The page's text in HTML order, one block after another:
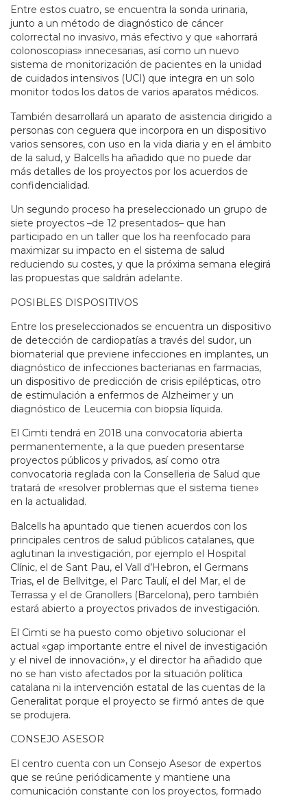
Entre estos cuatro, se encuentra la sonda urinaria,
junto a un método de diagnóstico de cáncer
colorrectal no invasivo, más efectivo y que «ahorrará
colonoscopias» innecesarias, así como un nuevo
sistema de monitorización de pacientes en la unidad
de cuidados intensivos (UCI) que integra en un solo
monitor todos los datos de varios aparatos médicos.
También desarrollará un aparato de asistencia dirigido a
personas con ceguera que incorpora en un dispositivo
varios sensores, con uso en la vida diaria y en el ámbito
de la salud, y Balcells ha añadido que no puede dar
más detalles de los proyectos por los acuerdos de
confidencialidad.
Un segundo proceso ha preseleccionado un grupo de
siete proyectos –de 12 presentados– que han
participado en un taller que los ha reenfocado para
maximizar su impacto en el sistema de salud
reduciendo su costes, y que la próxima semana elegirá
las propuestas que saldrán adelante.
POSIBLES DISPOSITIVOS
Entre los preseleccionados se encuentra un dispositivo
de detección de cardiopatías a través del sudor, un
biomaterial que previene infecciones en implantes, un
diagnóstico de infecciones bacterianas en farmacias,
un dispositivo de predicción de crisis epilépticas, otro
de estimulación a enfermos de Alzheimer y un
diagnóstico de Leucemia con biopsia líquida.
El Cimti tendrá en 2018 una convocatoria abierta
permanentemente, a la que pueden presentarse
proyectos públicos y privados, así como otra
convocatoria reglada con la Conselleria de Salud que
tratará de «resolver problemas que el sistema tiene»
en la actualidad.
Balcells ha apuntado que tienen acuerdos con los
principales centros de salud públicos catalanes, que
aglutinan la investigación, por ejemplo el Hospital
Clínic, el de Sant Pau, el Vall d’Hebron, el Germans
Trias, el de Bellvitge, el Parc Taulí, el del Mar, el de
Terrassa y el de Granollers (Barcelona), pero también
estará abierto a proyectos privados de investigación.
El Cimti se ha puesto como objetivo solucionar el
actual «gap importante entre el nivel de investigación
y el nivel de innovación», y el director ha añadido que
no se han visto afectados por la situación política
catalana ni la intervención estatal de las cuentas de la
Generalitat porque el proyecto se firmó antes de que
se produjera.
CONSEJO ASESOR
El centro cuenta con un Consejo Asesor de expertos
que se reúne periódicamente y mantiene una
comunicación constante con los proyectos, formado